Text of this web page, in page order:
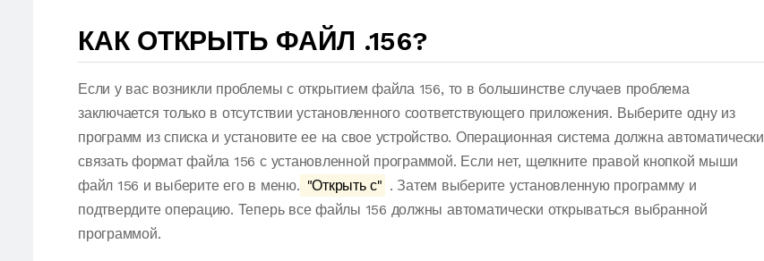
КАК ОТКРЫТЬ ФАЙЛ .156?
Если у вас возникли проблемы с открытием файла 156, то в большинстве случаев проблема
заключается только в отсутствии установленного соответствующего приложения. Выберите одну из
программ из списка и установите ее на свое устройство. Операционная система должна автоматически
связать формат файла 156 с установленной программой. Если нет, щелкните правой кнопкой мыши
файл 156 и выберите его в меню. "Открыть с" . Затем выберите установленную программу и
подтвердите операцию. Теперь все файлы 156 должны автоматически открываться выбранной
программой.